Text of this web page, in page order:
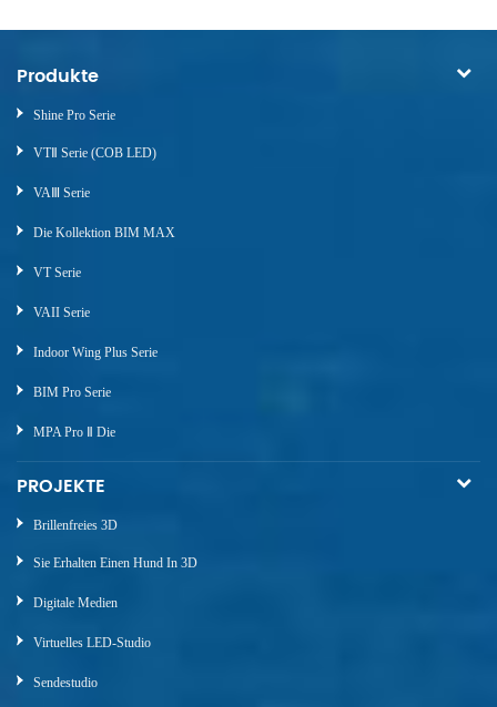
Produkte
Shine Pro Serie
VTⅡ Serie (COB LED)
VAⅢ Serie
Die Kollektion BIM MAX
VT Serie
VAII Serie
Indoor Wing Plus Serie
BIM Pro Serie
MPA Pro Ⅱ Die
PROJEKTE
Brillenfreies 3D
Sie Erhalten Einen Hund In 3D
Digitale Medien
Virtuelles LED-Studio
Sendestudio